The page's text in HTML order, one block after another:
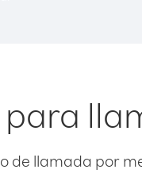
para
de llamada por